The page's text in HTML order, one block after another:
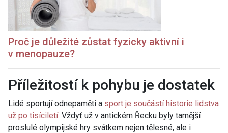
Proč je důležité zůstat fyzicky aktivní i
v menopauze?
Příležitostí k pohybu je dostatek
Lidé sportují odnepaměti a sport je součástí historie lidstva
už po tisíciletí: Vždyť už v antickém Řecku byly tamější
proslulé olympijské hry svátkem nejen tělesné, ale i